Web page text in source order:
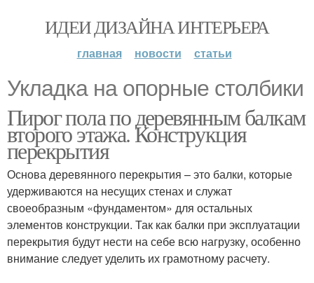
ИДЕИ ДИЗАЙНА ИНТЕРЬЕРА
главная новости статьи
Укладка на опорные столбики
Пирог пола по деревянным балкам
второго этажа. Конструкция
перекрытия
Основа деревянного перекрытия – это балки, которые
удерживаются на несущих стенах и служат
своеобразным «фундаментом» для остальных
элементов конструкции. Так как балки при эксплуатации
перекрытия будут нести на себе всю нагрузку, особенно
внимание следует уделить их грамотному расчету.